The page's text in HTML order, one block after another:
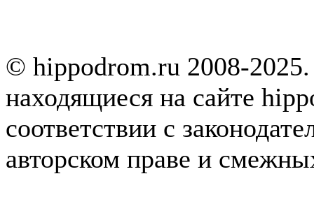
© hippodrom.ru 2008-
находящиеся на сайте
соответствии с
авторском праве и